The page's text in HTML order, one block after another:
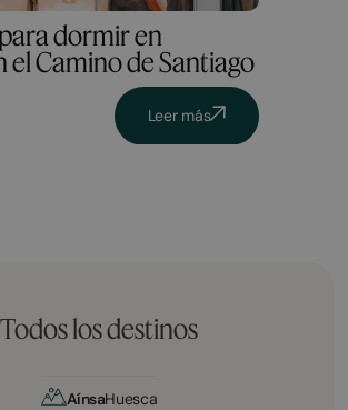
dormir en
el Camino de Santiago
Leer más
Todos los destinos
AínsaHuesca